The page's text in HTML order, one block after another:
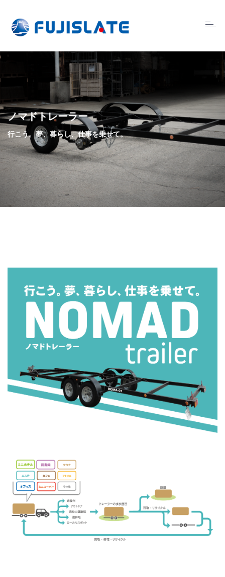
ノマドトレーラー
行こう。夢、暮らし、仕事を乗せて。